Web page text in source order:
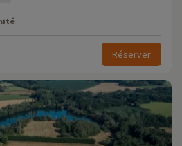
Réserver